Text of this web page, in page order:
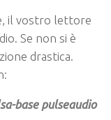
il vostro lettore
Se non si è
drastica.
base pulseaudio